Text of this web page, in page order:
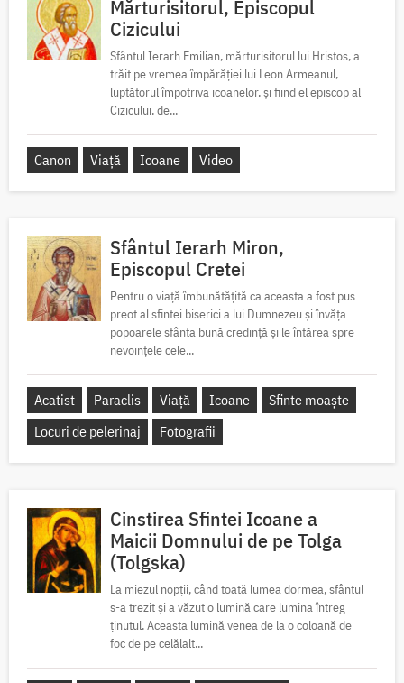
Mărturisitorul, Episcopul
Cizicului
Sfântul Ierarh Emilian, mărturisitorul lui Hristos, a
trăit pe vremea împărăției lui Leon Armeanul,
luptătorul împotriva icoanelor, și fiind el episcop al
Cizicului, de...
Canon Viață Icoane Video
Sfântul Ierarh Miron,
Episcopul Cretei
Pentru o viață îmbunătățită ca aceasta a fost pus
preot al sfintei biserici a lui Dumnezeu și învăța
popoarele sfânta bună credință și le întărea spre
nevoințele cele...
Acatist Paraclis Viață Icoane
Sfinte moaște
Locuri de pelerinaj
Fotografii
Cinstirea Sfintei Icoane a
Maicii Domnului de pe Tolga
(Tolgska)
La miezul nopții, când toată lumea dormea, sfântul
s-a trezit și a văzut o lumină care lumina întreg
ținutul. Aceasta lumină venea de la o coloană de
foc de pe celălalt...